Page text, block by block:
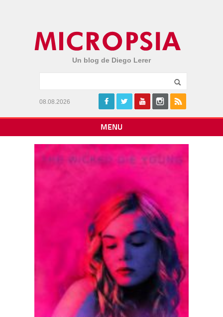
Un blog de Diego Lerer
08.08.2026
MENU